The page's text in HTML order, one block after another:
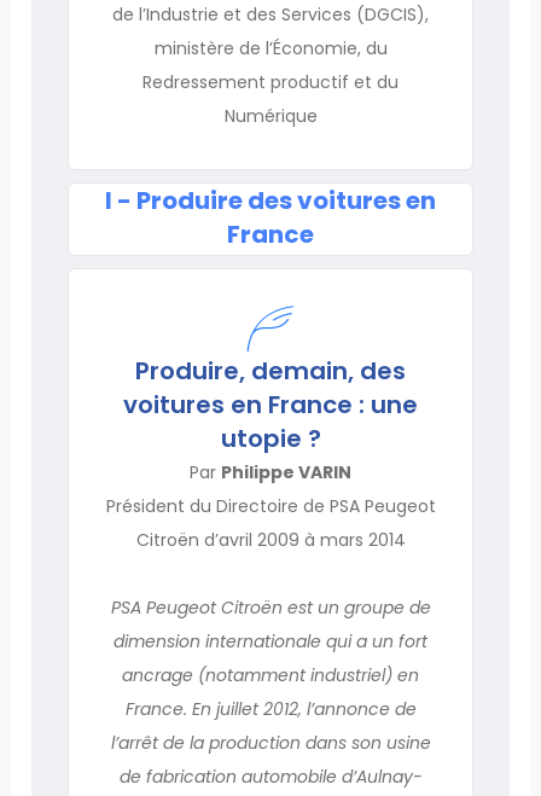
de l’Industrie et des Services (DGCIS),
ministère de l’Économie, du
Redressement productif et du
Numérique
I - Produire des voitures en
France
Produire, demain, des
voitures en France : une
utopie ?
Par Philippe VARIN
Président du Directoire de PSA Peugeot
Citroën d’avril 2009 à mars 2014
PSA Peugeot Citroën est un groupe de
dimension internationale qui a un fort
ancrage (notamment industriel) en
France. En juillet 2012, l’annonce de
l’arrêt de la production dans son usine
de fabrication automobile d’Aulnay-